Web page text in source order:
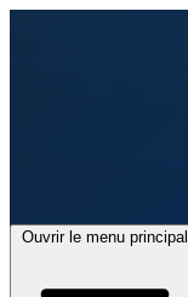
Ouvrir le menu principal